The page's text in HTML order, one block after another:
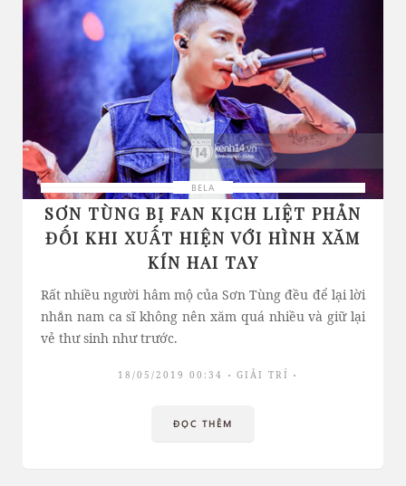
BELA
SƠN TÙNG BỊ FAN KỊCH LIỆT PHẢN
ĐỐI KHI XUẤT HIỆN VỚI HÌNH XĂM
KÍN HAI TAY
Rất nhiều người hâm mộ của Sơn Tùng đều để lại lời
nhắn nam ca sĩ không nên xăm quá nhiều và giữ lại
vẻ thư sinh như trước.
18/05/2019 00:34 GIẢI TRÍ
ĐỌC THÊM